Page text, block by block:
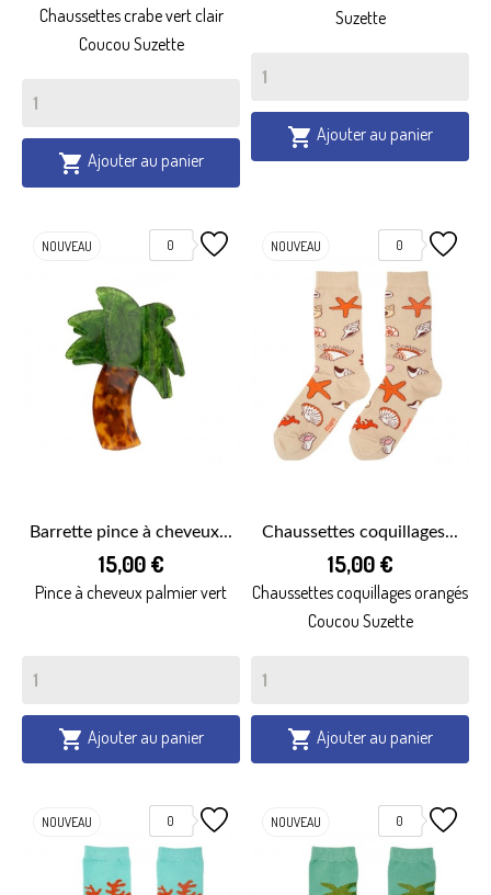
Chaussettes crabe vert clair
Coucou Suzette
 Ajouter au panier
Suzette
 Ajouter au panier
0
NOUVEAU
Barrette pince à cheveux...
15,00 €
Pince à cheveux palmier vert
 Ajouter au panier
0
NOUVEAU
Chaussettes coquillages...
15,00 €
Chaussettes coquillages orangés
Coucou Suzette
 Ajouter au panier
0
NOUVEAU 0
NOUVEAU